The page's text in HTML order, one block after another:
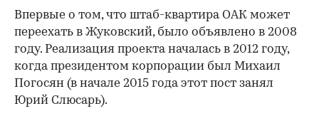
Впервые о том, что штаб-квартира ОАК может
переехать в Жуковский, было объявлено в 2008
году. Реализация проекта началась в 2012 году,
когда президентом корпорации был Михаил
Погосян (в начале 2015 года этот пост занял
Юрий Слюсарь).